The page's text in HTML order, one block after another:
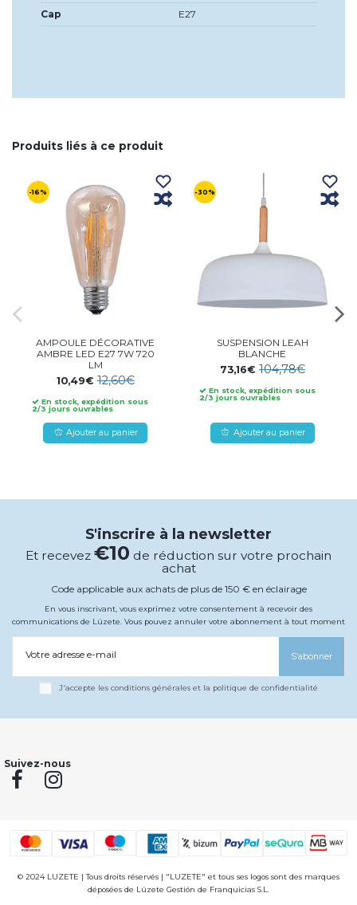
Cap
E27
Produits liés à ce produit
-16%
AMPOULE DÉCORATIVE
AMBRE LED E27 7W 720
LM
10,49€12,60€
En stock, expédition sous
2/3 jours ouvrables
Ajouter au panier
-30%
SUSPENSION LEAH
BLANCHE
73,16€ 104,78€
En stock, expédition sous
2/3 jours ouvrables
Ajouter au panier
S'inscrire à la newsletter
Et recevez €10 de réduction sur votre prochain
achat
Code applicable aux achats de plus de 150 € en éclairage
En vous inscrivant, vous exprimez votre consentement à recevoir des
communications de Lúzete. Vous pouvez annuler votre abonnement à tout moment
Votre adresse e-mail S’abonner
J'accepte les conditions générales et la politique de confidentialité
Suivez-nous
© 2024 LUZETE | Tous droits réservés | "LUZETE" et tous ses logos sont des marques
déposées de Lúzete Gestión de Franquicias S.L.